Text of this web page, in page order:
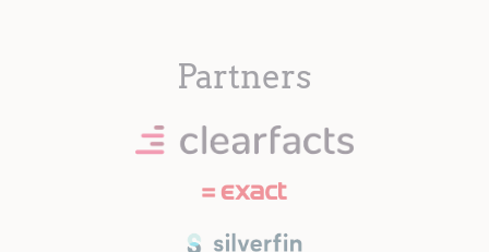
Partners